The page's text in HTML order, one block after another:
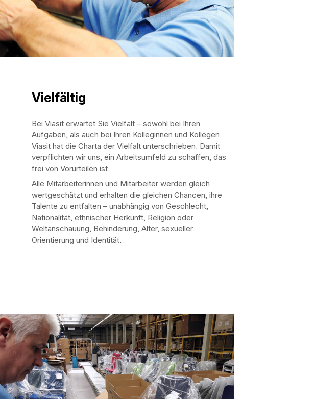
Vielfältig
Bei Viasit erwartet Sie Vielfalt – sowohl bei Ihren
Aufgaben, als auch bei Ihren Kolleginnen und Kollegen.
Viasit hat die Charta der Vielfalt unterschrieben. Damit
verpflichten wir uns, ein Arbeitsumfeld zu schaffen, das
frei von Vorurteilen ist.
Alle Mitarbeiterinnen und Mitarbeiter werden gleich
wertgeschätzt und erhalten die gleichen Chancen, ihre
Talente zu entfalten – unabhängig von Geschlecht,
Nationalität, ethnischer Herkunft, Religion oder
Weltanschauung, Behinderung, Alter, sexueller
Orientierung und Identität.